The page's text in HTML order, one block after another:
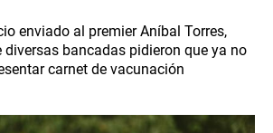
enviado al premier Aníbal Torres,
diversas bancadas pidieron que ya no
carnet de vacunación